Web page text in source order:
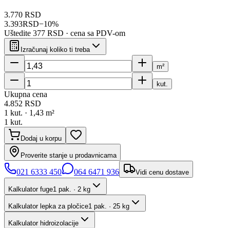
3.770 RSD
3.393RSD−10%
Uštedite 377 RSD · cena sa PDV-om
Izračunaj koliko ti treba
m²
kut.
Ukupna cena
4.852 RSD
1 kut. · 1,43 m²
1 kut.
Dodaj u korpu
Proverite stanje u prodavnicama
021 6333 450 064 6471 936 Vidi cenu dostave
Kalkulator fuge1 pak. · 2 kg
Kalkulator lepka za pločice1 pak. · 25 kg
Kalkulator hidroizolacije